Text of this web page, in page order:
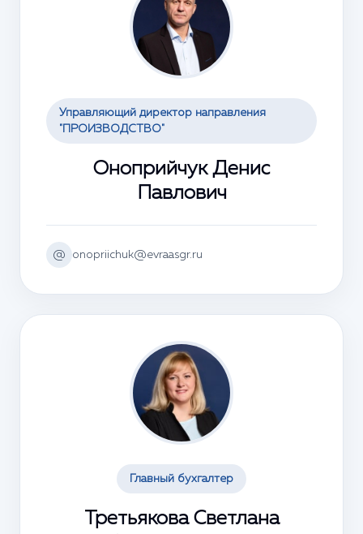
Управляющий директор направления
"ПРОИЗВОДСТВО"
Оноприйчук Денис
Павлович
@ onopriichuk@evraasgr.ru
Главный бухгалтер
Третьякова Светлана